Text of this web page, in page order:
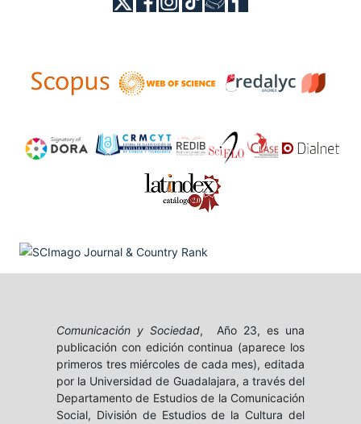
Comunicación y Sociedad, Año 23, es una
publicación con edición continua (aparece los
primeros tres miércoles de cada mes), editada
por la Universidad de Guadalajara, a través del
Departamento de Estudios de la Comunicación
Social, División de Estudios de la Cultura del